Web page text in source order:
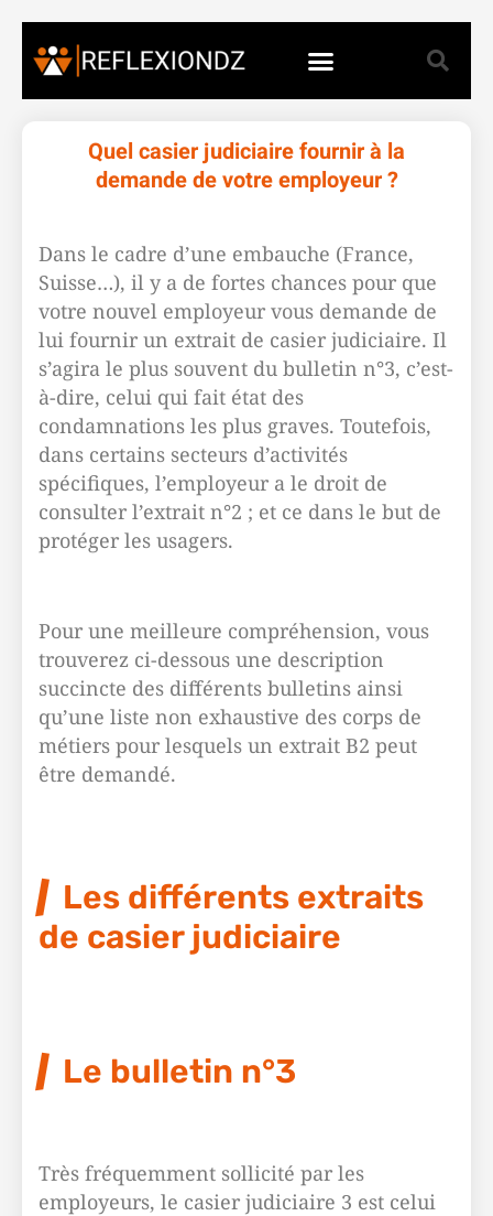
Quel casier judiciaire fournir à la
demande de votre employeur ?
Dans le cadre d’une embauche (France,
Suisse…), il y a de fortes chances pour que
votre nouvel employeur vous demande de
lui fournir un extrait de casier judiciaire. Il
s’agira le plus souvent du bulletin n°3, c’est-
à-dire, celui qui fait état des
condamnations les plus graves. Toutefois,
dans certains secteurs d’activités
spécifiques, l’employeur a le droit de
consulter l’extrait n°2 ; et ce dans le but de
protéger les usagers.
Pour une meilleure compréhension, vous
trouverez ci-dessous une description
succincte des différents bulletins ainsi
qu’une liste non exhaustive des corps de
métiers pour lesquels un extrait B2 peut
être demandé.
Les différents extraits
de casier judiciaire
Le bulletin n°3
Très fréquemment sollicité par les
employeurs, le casier judiciaire 3 est celui